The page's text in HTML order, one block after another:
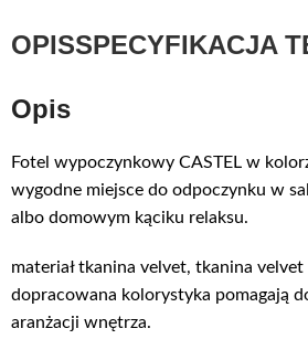
OPISSPECYFIKACJA
Opis
Fotel wypoczynkowy CASTEL w
wygodne miejsce do odpoczynku w
albo domowym kąciku relaksu.
materiał tkanina velvet, tkanina velvet
dopracowana kolorystyka pomagają
aranżacji wnętrza.